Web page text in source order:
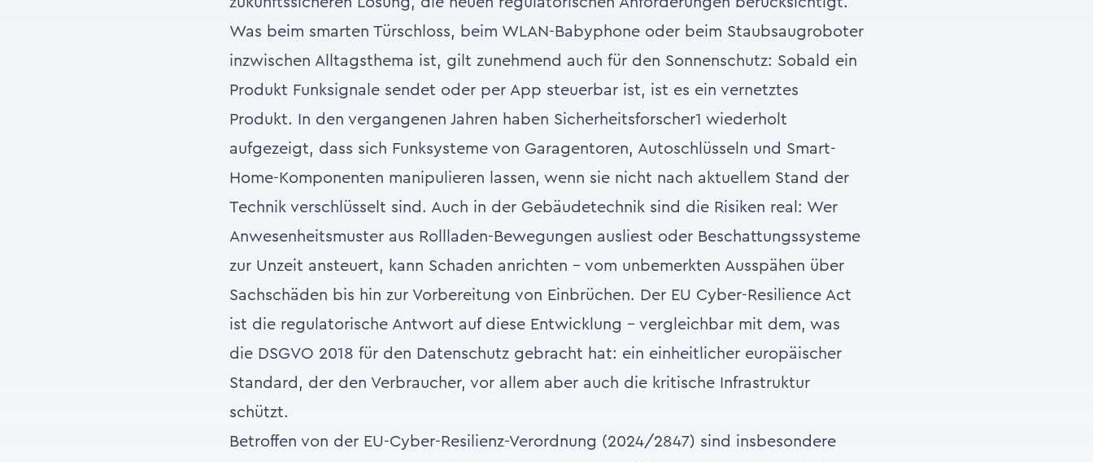
Was beim smarten Türschloss, beim WLAN-Babyphone oder beim Staubsaugroboter
inzwischen Alltagsthema ist, gilt zunehmend auch für den Sonnenschutz: Sobald ein
Produkt Funksignale sendet oder per App steuerbar ist, ist es ein vernetztes
Produkt. In den vergangenen Jahren haben Sicherheitsforscher1 wiederholt
aufgezeigt, dass sich Funksysteme von Garagentoren, Autoschlüsseln und Smart-
Home-Komponenten manipulieren lassen, wenn sie nicht nach aktuellem Stand der
Technik verschlüsselt sind. Auch in der Gebäudetechnik sind die Risiken real: Wer
Anwesenheitsmuster aus Rollladen-Bewegungen ausliest oder Beschattungssysteme
zur Unzeit ansteuert, kann Schaden anrichten – vom unbemerkten Ausspähen über
Sachschäden bis hin zur Vorbereitung von Einbrüchen. Der EU Cyber-Resilience Act
ist die regulatorische Antwort auf diese Entwicklung – vergleichbar mit dem, was
die DSGVO 2018 für den Datenschutz gebracht hat: ein einheitlicher europäischer
Standard, der den Verbraucher, vor allem aber auch die kritische Infrastruktur
schützt.
Betroffen von der EU-Cyber-Resilienz-Verordnung (2024/2847) sind insbesondere